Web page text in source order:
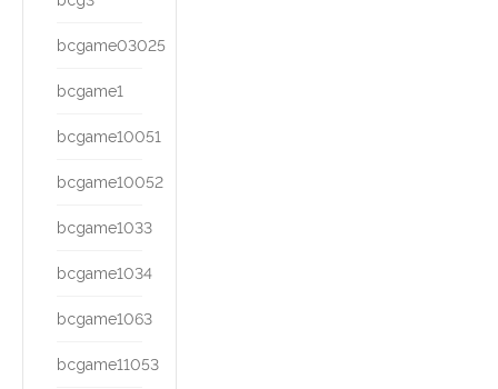
bcgame03025
bcgame1
bcgame10051
bcgame10052
bcgame1033
bcgame1034
bcgame1063
bcgame11053